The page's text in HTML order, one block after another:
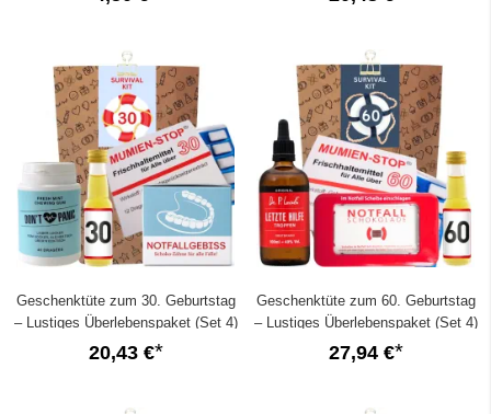
Geschenktüte zum 30. Geburtstag
– Lustiges Überlebenspaket (Set 4)
20,43 €
Geschenktüte zum 60. Geburtstag
– Lustiges Überlebenspaket (Set 4)
27,94 €